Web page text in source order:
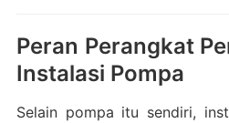
Peran Perangkat
Instalasi Pompa
Selain pompa itu sendiri,